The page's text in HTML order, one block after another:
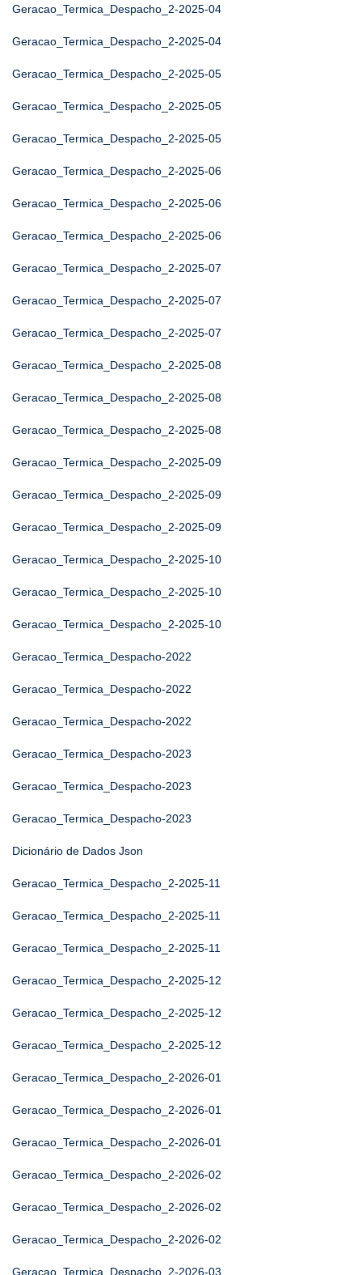
Geracao_Termica_Despacho_2-2025-04
Geracao_Termica_Despacho_2-2025-04
Geracao_Termica_Despacho_2-2025-05
Geracao_Termica_Despacho_2-2025-05
Geracao_Termica_Despacho_2-2025-05
Geracao_Termica_Despacho_2-2025-06
Geracao_Termica_Despacho_2-2025-06
Geracao_Termica_Despacho_2-2025-06
Geracao_Termica_Despacho_2-2025-07
Geracao_Termica_Despacho_2-2025-07
Geracao_Termica_Despacho_2-2025-07
Geracao_Termica_Despacho_2-2025-08
Geracao_Termica_Despacho_2-2025-08
Geracao_Termica_Despacho_2-2025-08
Geracao_Termica_Despacho_2-2025-09
Geracao_Termica_Despacho_2-2025-09
Geracao_Termica_Despacho_2-2025-09
Geracao_Termica_Despacho_2-2025-10
Geracao_Termica_Despacho_2-2025-10
Geracao_Termica_Despacho_2-2025-10
Geracao_Termica_Despacho-2022
Geracao_Termica_Despacho-2022
Geracao_Termica_Despacho-2022
Geracao_Termica_Despacho-2023
Geracao_Termica_Despacho-2023
Geracao_Termica_Despacho-2023
Dicionário de Dados Json
Geracao_Termica_Despacho_2-2025-11
Geracao_Termica_Despacho_2-2025-11
Geracao_Termica_Despacho_2-2025-11
Geracao_Termica_Despacho_2-2025-12
Geracao_Termica_Despacho_2-2025-12
Geracao_Termica_Despacho_2-2025-12
Geracao_Termica_Despacho_2-2026-01
Geracao_Termica_Despacho_2-2026-01
Geracao_Termica_Despacho_2-2026-01
Geracao_Termica_Despacho_2-2026-02
Geracao_Termica_Despacho_2-2026-02
Geracao_Termica_Despacho_2-2026-02
Geracao_Termica_Despacho_2-2026-03